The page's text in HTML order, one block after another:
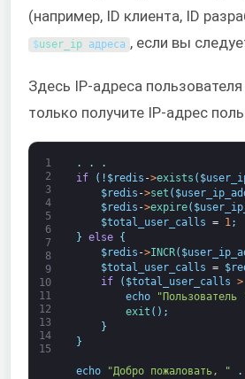
(например, ID клиента, ID
$user_ip адреса , если вы
Здесь IP-адреса
только получите IP-адрес
1
2
3
4
5
6
7
8
9
10
11
12
13
14
15
. .
.
if
( ! $redis ->exists ( $
$redis ->set ( $
$redis ->expire( $
$total_user_calls = 1;
} else
{
$redis ->INCR( $
$total_user_calls = $
if
( $total_user_calls >
echo
"Пользователь
exit ( ) ;
}
}
echo "Добро пожаловать, " .